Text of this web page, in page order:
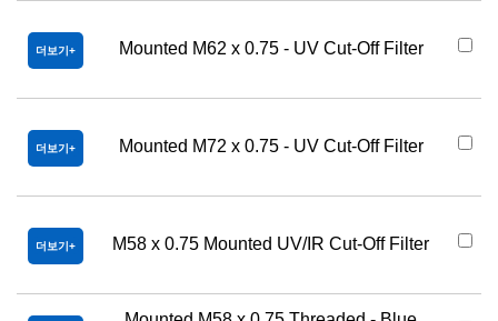
더보기 Mounted M62 x 0.75 - UV Cut-Off Filter
더보기 Mounted M72 x 0.75 - UV Cut-Off Filter
더보기 M58 x 0.75 Mounted UV/IR Cut-Off Filter